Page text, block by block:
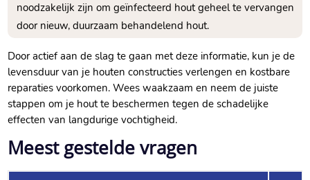
noodzakelijk zijn om geïnfecteerd hout geheel te vervangen
door nieuw, duurzaam behandelend hout.​
Door actief aan de slag te gaan met deze informatie, kun je de
levensduur van je houten constructies verlengen en kostbare
reparaties voorkomen.​ Wees waakzaam en neem de juiste
stappen om je hout te beschermen tegen de schadelijke
effecten van langdurige vochtigheid.​
Meest gestelde vragen